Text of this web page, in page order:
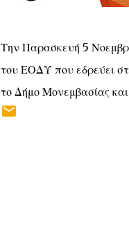
Την Παρασκευή 5
του ΕΟΔΥ που εδρεύει
το Δήμο Μονεμβασίας